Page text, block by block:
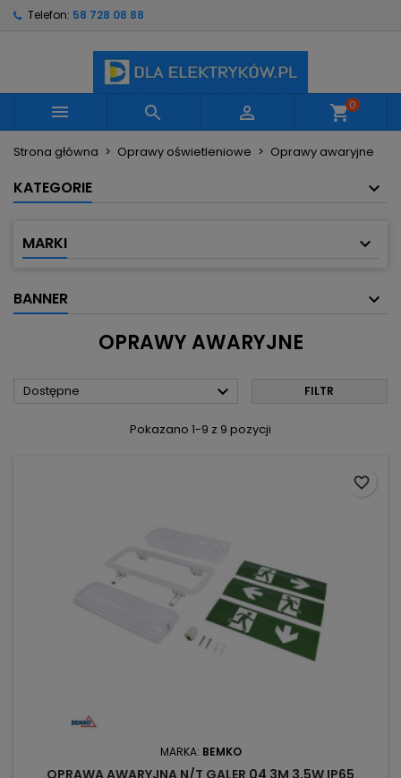
Telefon: 58 728 08 88
   shopping_cart0
Strona główna Oprawy oświetleniowe Oprawy awaryjne
KATEGORIE
MARKI
BANNER
OPRAWY AWARYJNE
Dostępne  FILTR
Pokazano 1-9 z 9 pozycji
MARKA: BEMKO
favorite_border
Utwórz nową listę
((confirmMessage))
Nazwa listy życzeń
Musisz być zalogowany by zapisać produkty na
swojej liście życzeń.
Anuluj Zaloguj się